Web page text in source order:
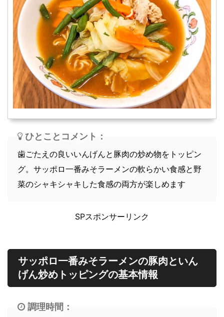
スイーツ
スープ
軽食
ひとことコメント：
歯ごたえの良いいんげんと豚肉の炒め物をトッピン
グ。サッポロ一番みそラーメンの軟らかい食感と野
菜のシャキシャキした食感の両方が楽しめます
SPスポンサーリンク
サッポロ一番みそラーメンの豚肉といん
げん炒めトッピングの基本情報
調理時間：